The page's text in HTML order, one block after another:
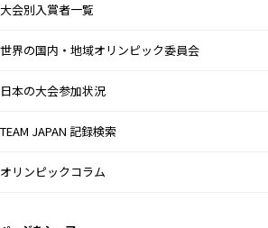
大会別入賞者一覧
世界の国内・地域オリンピック委員会
日本の大会参加状況
TEAM JAPAN 記録検索
オリンピックコラム